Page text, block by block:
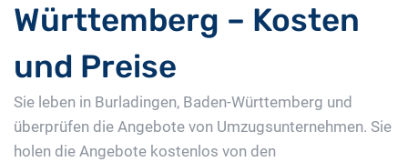
Württemberg – Kosten
und Preise
Sie leben in Burladingen, Baden-Württemberg und
überprüfen die Angebote von Umzugsunternehmen. Sie
holen die Angebote kostenlos von den